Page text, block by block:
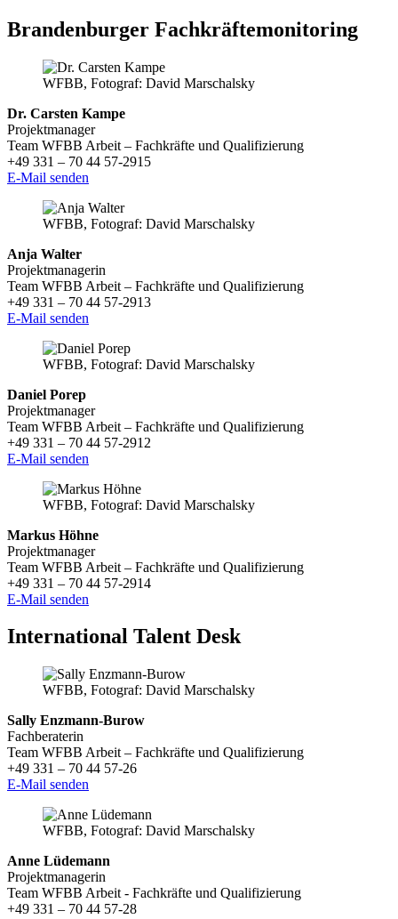
Brandenburger Fachkräftemonitoring
WFBB, Fotograf: David Marschalsky
Dr. Carsten Kampe
Projektmanager
Team WFBB Arbeit – Fachkräfte und Qualifizierung
+49 331 – 70 44 57-2915
E-Mail senden
WFBB, Fotograf: David Marschalsky
Anja Walter
Projektmanagerin
Team WFBB Arbeit – Fachkräfte und Qualifizierung
+49 331 – 70 44 57-2913
E-Mail senden
WFBB, Fotograf: David Marschalsky
Daniel Porep
Projektmanager
Team WFBB Arbeit – Fachkräfte und Qualifizierung
+49 331 – 70 44 57-2912
E-Mail senden
WFBB, Fotograf: David Marschalsky
Markus Höhne
Projektmanager
Team WFBB Arbeit – Fachkräfte und Qualifizierung
+49 331 – 70 44 57-2914
E-Mail senden
International Talent Desk
WFBB, Fotograf: David Marschalsky
Sally Enzmann-Burow
Fachberaterin
Team WFBB Arbeit – Fachkräfte und Qualifizierung
+49 331 – 70 44 57-26
E-Mail senden
WFBB, Fotograf: David Marschalsky
Anne Lüdemann
Projektmanagerin
Team WFBB Arbeit - Fachkräfte und Qualifizierung
+49 331 – 70 44 57-28